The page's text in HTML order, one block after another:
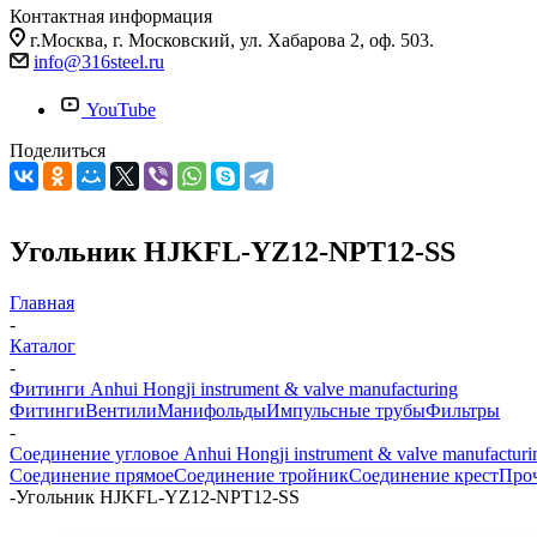
Контактная информация
г.Москва, г. Московский, ул. Хабарова 2, оф. 503.
info@316steel.ru
YouTube
Поделиться
Угольник HJKFL-YZ12-NPT12-SS
Главная
-
Каталог
-
Фитинги Anhui Hongji instrument & valve manufacturing
ФитингиВентилиМанифольдыИмпульсные трубыФильтры
-
Соединение угловое Anhui Hongji instrument & valve
Соединение прямоеСоединение тройникСоединение крест
-Угольник HJKFL-YZ12-NPT12-SS